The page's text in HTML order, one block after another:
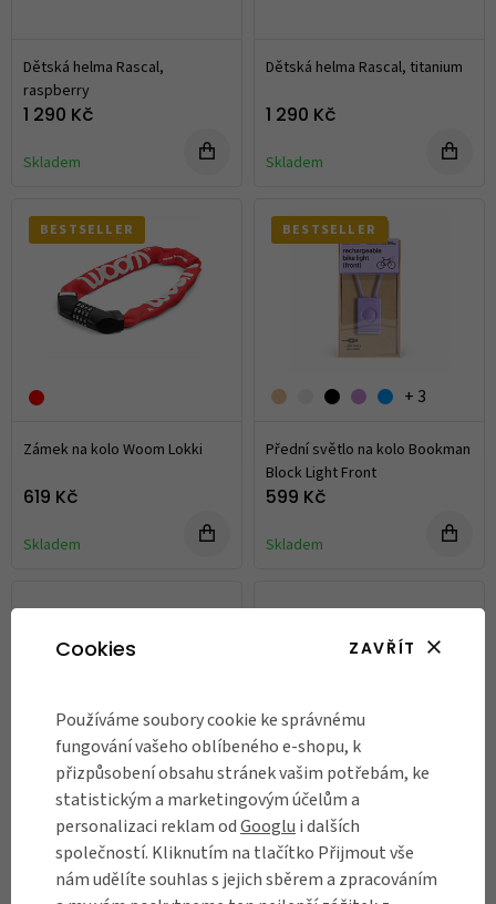
Dětská helma Rascal,
raspberry
1 290 Kč
Skladem
Dětská helma Rascal, titanium
1 290 Kč
Skladem
BESTSELLER
Zámek na kolo Woom Lokki
619 Kč
Skladem
BESTSELLER
+ 3
Přední světlo na kolo Bookman
Block Light Front
599 Kč
Skladem
Blatník na dětské kolo Riesel
Dreck:spatz, Adventure
339 Kč
Blatník na dětské kolo Riesel
Dreck:spatz, Fairy Girl
339 Kč
Cookies ZAVŘÍT
Používáme soubory cookie ke správnému
fungování vašeho oblíbeného e-shopu, k
přizpůsobení obsahu stránek vašim potřebám, ke
statistickým a marketingovým účelům a
personalizaci reklam odGooglu i dalších
společností. Kliknutím na tlačítko Přijmout vše
nám udělíte souhlas s jejich sběrem a zpracováním